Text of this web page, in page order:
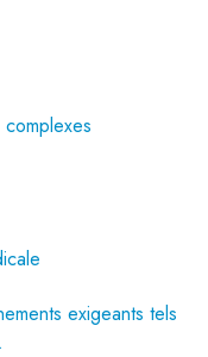
exigeants tels